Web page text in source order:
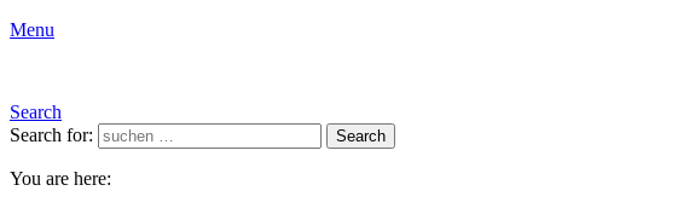
Menu
Search
Search for:
Search
You are here: